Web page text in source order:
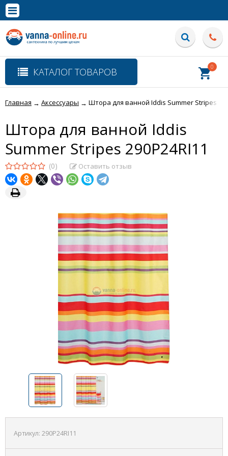
Полная версия сайта
КАТАЛОГ ТОВАРОВ 0
Главная → Аксессуары → Штора для ванной Iddis Summer Stripes
Штора для ванной Iddis
Summer Stripes 290P24RI11
(0) Оставить отзыв
Артикул: 290P24RI11